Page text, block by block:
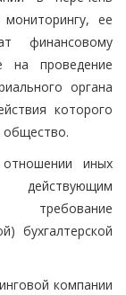
ее
финансовому
на проведение
органа
которого
общество.
иных
требование
бухгалтерской
компании